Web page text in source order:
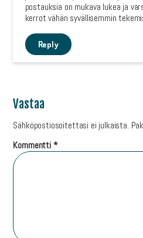
postauksia on mukava lukea ja
kerrot vähän syvällisemmin
Reply
Vastaa
Sähköpostiosoitettasi ei julkaista.
Kommentti *